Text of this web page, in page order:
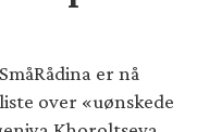
er nå
over «uønskede